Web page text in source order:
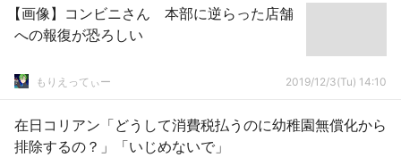
【画像】コンビニさん 本部に逆らった店舗
への報復が恐ろしい
もりえってぃー 2019/12/3(Tu) 14:10
在日コリアン「どうして消費税払うのに幼稚園無償化から
排除するの？」「いじめないで」